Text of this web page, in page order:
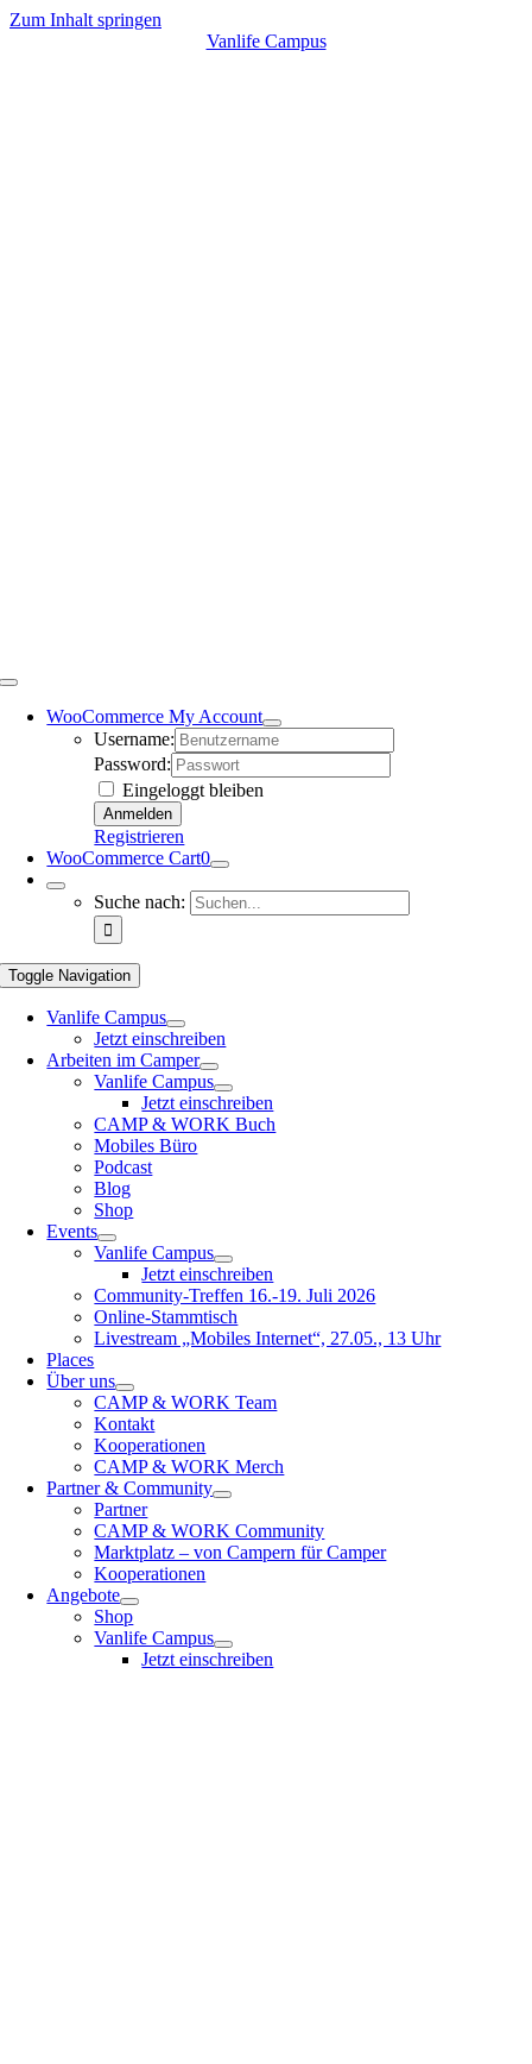
Zum Inhalt springen
Vanlife Campus
WooCommerce My Account
Username:
Password:
Eingeloggt bleiben
Registrieren
WooCommerce Cart0
Suche nach:
Toggle Navigation
Vanlife Campus
Jetzt einschreiben
Arbeiten im Camper
Vanlife Campus
Jetzt einschreiben
CAMP & WORK Buch
Mobiles Büro
Podcast
Blog
Shop
Events
Vanlife Campus
Jetzt einschreiben
Community-Treffen 16.-19. Juli 2026
Online-Stammtisch
Livestream „Mobiles Internet“, 27.05., 13 Uhr
Places
Über uns
CAMP & WORK Team
Kontakt
Kooperationen
CAMP & WORK Merch
Partner & Community
Partner
CAMP & WORK Community
Marktplatz – von Campern für Camper
Kooperationen
Angebote
Shop
Vanlife Campus
Jetzt einschreiben